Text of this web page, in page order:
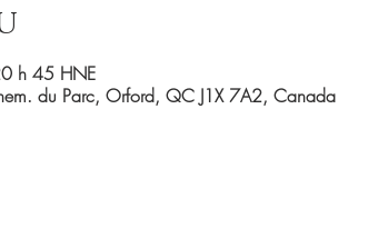
h 45 HNE
du Parc, Orford, QC J1X 7A2, Canada